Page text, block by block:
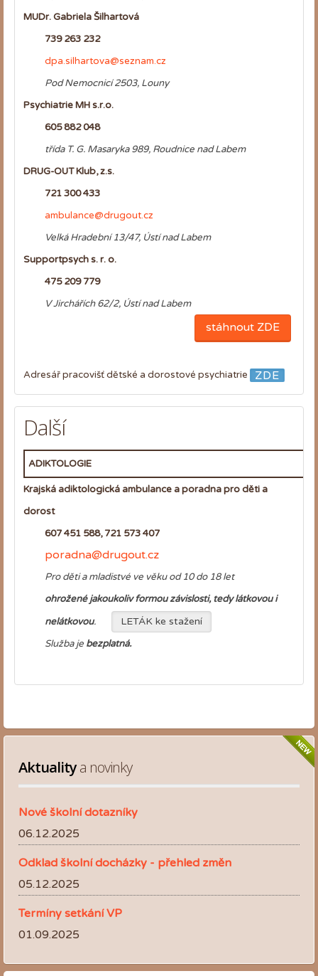
MUDr. Gabriela Šilhartová
739 263 232
dpa.silhartova@seznam.cz
Pod Nemocnicí 2503, Louny
Psychiatrie MH s.r.o.
605 882 048
třída T. G. Masaryka 989, Roudnice nad Labem
DRUG-OUT Klub, z.s.
721 300 433
ambulance@drugout.cz
Velká Hradební 13/47, Ústí nad Labem
Supportpsych s. r. o.
475 209 779
V Jirchářích 62/2, Ústí nad Labem
stáhnout ZDE
Adresář pracovišť dětské a dorostové psychiatrie ZDE
Další
ADIKTOLOGIE
Krajská adiktologická ambulance a poradna pro děti a
dorost
607 451 588, 721 573 407
poradna@drugout.cz
Pro děti a mladistvé ve věku od 10 do 18 let
ohrožené jakoukoliv formou závislosti, tedy látkovou i
nelátkovou. LETÁK ke stažení
Služba je bezplatná.
Aktuality a novinky
Nové školní dotazníky
06.12.2025
Odklad školní docházky - přehled změn
05.12.2025
Termíny setkání VP
01.09.2025